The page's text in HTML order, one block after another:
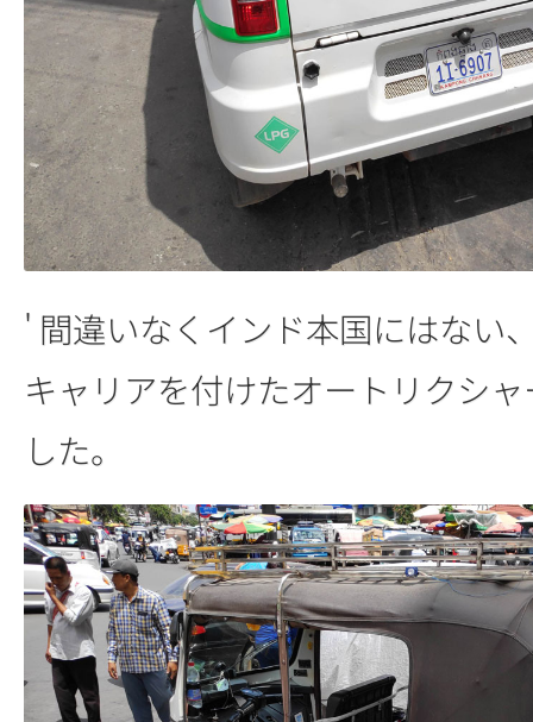
' 間違いなくインド本国にはない
キャリアを付けたオートリクシ
した。